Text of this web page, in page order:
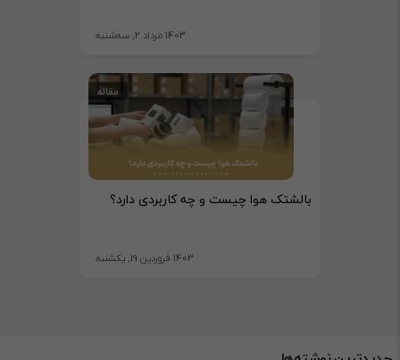
1403 مرداد 2, سه‌شنبه
مقاله
بالشتک هوا چیست و چه کاربردی دارد؟
1403 فروردین 19, یکشنبه